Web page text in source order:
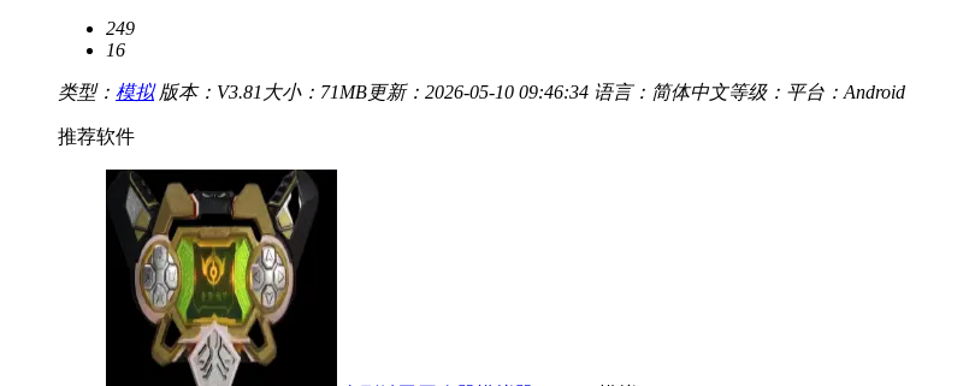
249
16
类型： 模拟 版本：V3.81 大小：71MB更新：2026-05-10 09:46:34 语言：简体中文等级： 平台：Android
推荐软件